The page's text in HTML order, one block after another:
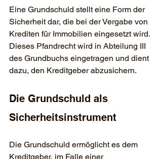
Eine Grundschuld stellt eine Form der
Sicherheit dar, die bei der Vergabe von
Krediten für Immobilien eingesetzt wird.
Dieses Pfandrecht wird in Abteilung III
des Grundbuchs eingetragen und dient
dazu, den Kreditgeber abzusichern.
Die Grundschuld als
Sicherheitsinstrument
Die Grundschuld ermöglicht es dem
Kreditgeber, im Falle einer